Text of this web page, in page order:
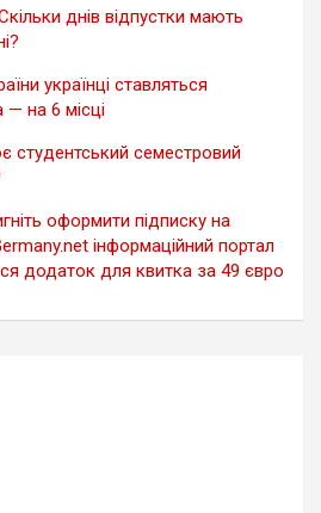
днів відпустки мають
українці ставляться
на 6 місці
студентський семестровий
оформити підписку на
інформаційний портал
додаток для квитка за 49 євро